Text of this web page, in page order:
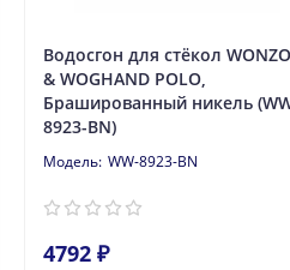
Водосгон для стёкол
& WOGHAND POLO,
Брашированный никель
8923-BN)
WW-8923-BN
4792 ₽